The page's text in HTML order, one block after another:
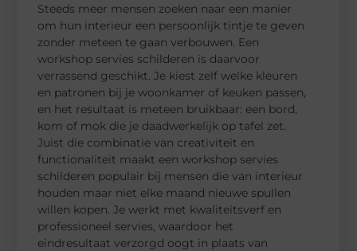
Steeds meer mensen zoeken naar een manier
om hun interieur een persoonlijk tintje te geven
zonder meteen te gaan verbouwen. Een
workshop servies schilderen is daarvoor
verrassend geschikt. Je kiest zelf welke kleuren
en patronen bij je woonkamer of keuken passen,
en het resultaat is meteen bruikbaar: een bord,
kom of mok die je daadwerkelijk op tafel zet.
Juist die combinatie van creativiteit en
functionaliteit maakt een workshop servies
schilderen populair bij mensen die van interieur
houden maar niet elke maand nieuwe spullen
willen kopen. Je werkt met kwaliteitsverf en
professioneel servies, waardoor het
eindresultaat verzorgd oogt in plaats van